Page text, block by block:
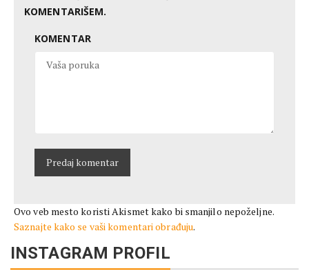
KOMENTARIŠEM.
KOMENTAR
Ovo veb mesto koristi Akismet kako bi smanjilo nepoželjne.
Saznajte kako se vaši komentari obrađuju.
INSTAGRAM PROFIL